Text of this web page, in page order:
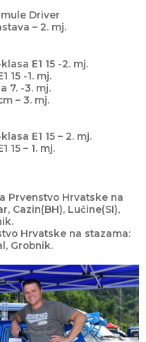
Driver
– 2. mj.
E1 15 -2. mj.
15 -1. mj.
7. -3. mj.
– 3. mj.
E1 15 – 2. mj.
15 – 1. mj.
Prvenstvo Hrvatske na
Cazin(BH), Lučine(SI),
Hrvatske na stazama:
Grobnik.